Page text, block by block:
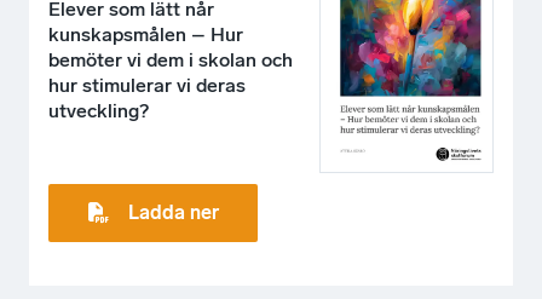
Elever som lätt når
kunskapsmålen – Hur
bemöter vi dem i skolan och
hur stimulerar vi deras
utveckling?
Ladda ner